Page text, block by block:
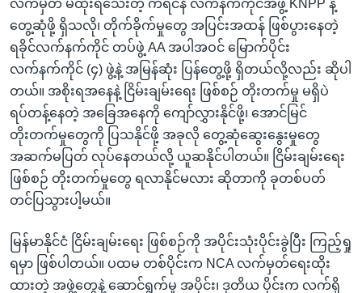
လက်မှတ် မထိုးရသေးတဲ့ ကရင်နီ လက်နက်ကိုင်အဖွဲ့ KNPP နဲ့
တွေ့ဆုံဖို့ ရှိသလို၊ တိုက်ခိုက်မှုတွေ အပြင်းအထန် ဖြစ်ပွားနေတဲ့
ရခိုင်လက်နက်ကိုင် တပ်ဖွဲ့ AA အပါအဝင် မြောက်ပိုင်း
လက်နက်ကိုင် (၄) ဖွဲ့နဲ့ အမြန်ဆုံး ပြန်တွေ့ဖို့ ရှိတယ်လို့လည်း ဆိုပါ
တယ်။ အစိုးရအနေနဲ့ ငြိမ်းချမ်းရေး ဖြစ်စဉ် တိုးတက်မှု မရှိပဲ
ရပ်တန့်နေတဲ့ အခြေအနေကို ကျော်လွှားနိုင်ဖို့၊ အောင်မြင်
တိုးတက်မှုတွေကို ပြသနိုင်ဖို့ အခုလို တွေ့ဆုံဆွေးနွေးမှုတွေ
အဆက်မပြတ် လုပ်နေတယ်လို့ ယူဆနိုင်ပါတယ်။ ငြိမ်းချမ်းရေး
ဖြစ်စဉ် တိုးတက်မှုတွေ ရလာနိုင်မလား ဆိုတာကို ခုတစ်ပတ်
တင်ပြသွားပါ့မယ်။
မြန်မာနိုင်ငံ ငြိမ်းချမ်းရေး ဖြစ်စဉ်ကို အပိုင်းသုံးပိုင်းခွဲပြီး ကြည့်ရှု
ရမှာ ဖြစ်ပါတယ်။ ပထမ တစ်ပိုင်းက NCA လက်မှတ်ရေးထိုး
ထားတဲ့ အဖွဲ့တွေနဲ့ ဆောင်ရွက်မှု အပိုင်း၊ ဒုတိယ ပိုင်းက လက်ရှိ